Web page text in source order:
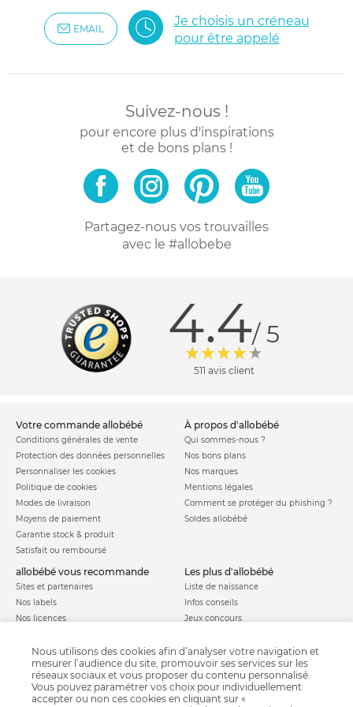
EMAIL
Je choisis un créneau
pour être appelé
Suivez-nous !
pour encore plus d'inspirations
et de bons plans !
Partagez-nous vos trouvailles
avec le #allobebe
4.4/ 5
511 avis client
votre commande allobébé
Conditions générales de vente
Protection des données personnelles
Personnaliser les cookies
Politique de cookies
Modes de livraison
Moyens de paiement
Garantie stock & produit
Satisfait ou remboursé
à propos d'allobébé
Qui sommes-nous ?
Nos bons plans
Nos marques
Mentions légales
Comment se protéger du phishing ?
Soldes allobébé
allobébé vous recommande
Sites et partenaires
Nos labels
Nos licences
les plus d'allobébé
Liste de naissance
Infos conseils
Jeux concours
Parrainage
Paiement sécurisé
Nous utilisons des cookies afin d’analyser votre navigation et
mesurer l’audience du site, promouvoir ses services sur les
réseaux sociaux et vous proposer du contenu personnalisé.
Vous pouvez paramétrer vos choix pour individuellement
accepter ou non ces cookies en cliquant sur «